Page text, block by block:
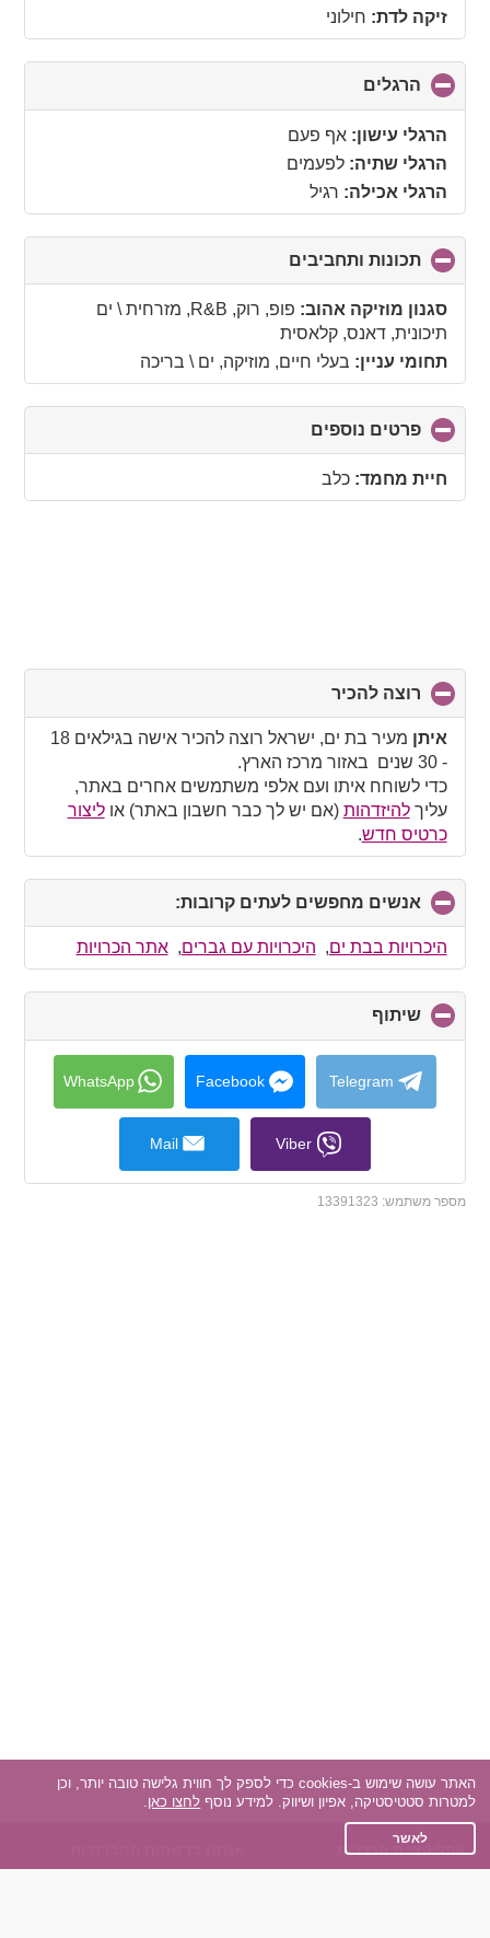
זיקה לדת: חילוני
הרגלים
to
collapse
contents
הרגלי עישון: אף פעם
הרגלי שתיה: לפעמים
הרגלי אכילה: רגיל
תכונות ותחביבים
to
collapse
contents
סגנון מוזיקה אהוב:
פופ, רוק, R&B, מזרחית \ ים
תיכונית, דאנס, קלאסית
תחומי עניין: בעלי חיים, מוזיקה, ים \ בריכה
פרטים נוספים
to
חיית מחמד: כלב
רוצה להכיר
to
collapse
contents
איתן
מעיר בת ים, ישראל רוצה להכיר אישה בגילאים 18
- 30 שנים באזור מרכז הארץ.
כדי לשוחח איתו ועם אלפי משתמשים אחרים באתר,
עליךלהיזדהות (אם יש לך כבר חשבון באתר) אוליצור
כרטיס חדש.
אנשים מחפשים לעתים קרובות:
to
collapse
contents
היכרויות בבת ים, היכרויות עם גברים,אתר הכרויות
שיתוף
to
collapse
contents
Telegram
Facebook
WhatsApp
Viber
Mail
מספר משתמש: 13391323
אפליקציית הכרויות
האתר עושה שימוש ב-cookies כדי לספק לך חווית גלישה טובה יותר, וכן
למטרות סטטיסטיקה, אפיון ושיווק. למידע נוסף לחצו כאן.
לאשר